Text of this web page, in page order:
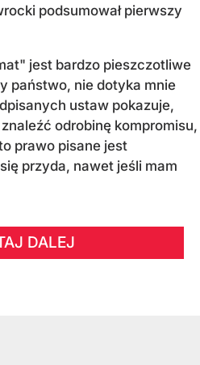
podsumował pierwszy
jest bardzo pieszczotliwe
państwo, nie dotyka mnie
ustaw pokazuje,
odrobinę kompromisu,
prawo pisane jest
przyda, nawet jeśli mam
DALEJ